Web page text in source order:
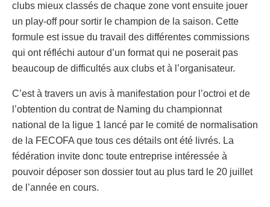
clubs mieux classés de chaque zone vont ensuite jouer
un play-off pour sortir le champion de la saison. Cette
formule est issue du travail des différentes commissions
qui ont réfléchi autour d’un format qui ne poserait pas
beaucoup de difficultés aux clubs et à l’organisateur.
C’est à travers un avis à manifestation pour l’octroi et de
l’obtention du contrat de Naming du championnat
national de la ligue 1 lancé par le comité de normalisation
de la FECOFA que tous ces détails ont été livrés. La
fédération invite donc toute entreprise intéressée à
pouvoir déposer son dossier tout au plus tard le 20 juillet
de l’année en cours.